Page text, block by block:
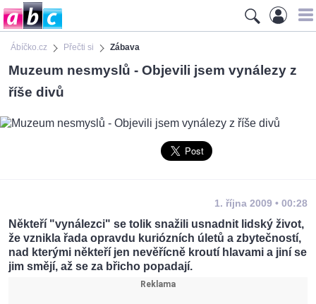
Ábíčko.cz Přečti si Zábava
Muzeum nesmyslů - Objevili jsem vynálezy z
říše divů
1. října 2009 • 00:28
Někteří "vynálezci" se tolik snažili usnadnit lidský život,
že vznikla řada opravdu kuriózních úletů a zbytečností,
nad kterými někteří jen nevěřícně kroutí hlavami a jiní se
jim smějí, až se za břicho popadají.